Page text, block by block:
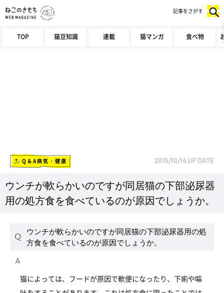
TOP 猫豆知識 連載 猫マンガ 食べ物
記事をさがす
Q＆A病気・健康 2015/10/14 UP DATE
ウンチが軟らかいのですが同居猫の下部泌尿器
用の処方食を食べているのが原因でしょうか。
ウンチが軟らかいのですが同居猫の下部泌尿器用の処
方食を食べているのが原因でしょうか。
猫によっては、フードが原因で軟便になったり、下痢や嘔